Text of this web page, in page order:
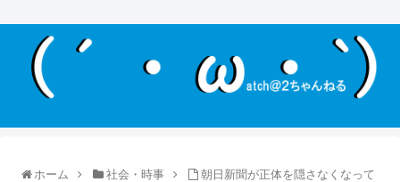
ホーム 社会・時事
朝日新聞が正体を隠さなくなって